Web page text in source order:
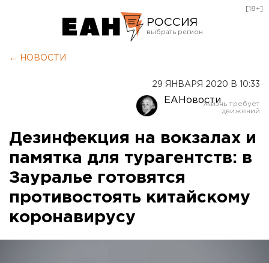
РОССИЯ
Оренбург
[18+]
← НОВОСТИ
29 ЯНВАРЯ 2020 В 10:33
ЕАНовости
Дезинфекция на вокзалах и
памятка для турагентств: в
Зауралье готовятся
противостоять китайскому
коронавирусу